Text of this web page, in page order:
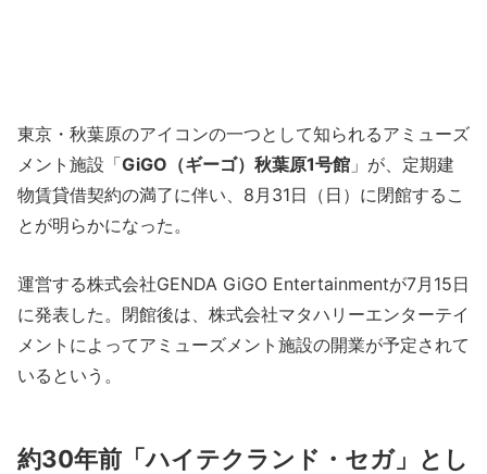
東京・秋葉原のアイコンの一つとして知られるアミューズ
メント施設「GiGO（ギーゴ）秋葉原1号館 」が、定期建
物賃貸借契約の満了に伴い、8月31日（日）に閉館するこ
とが明らかになった。
運営する株式会社GENDA GiGO Entertainmentが7月15日
に発表した。閉館後は、株式会社マタハリーエンターテイ
メントによってアミューズメント施設の開業が予定されて
いるという。
約30年前「ハイテクランド・セガ」とし